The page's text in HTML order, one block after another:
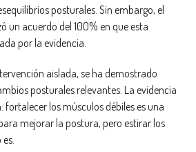
posturales. Sin embargo, el
un acuerdo del 100% en que esta
por la evidencia.
aislada, se ha demostrado
posturales relevantes. La evidencia
los músculos débiles es una
mejorar la postura, pero estirar los